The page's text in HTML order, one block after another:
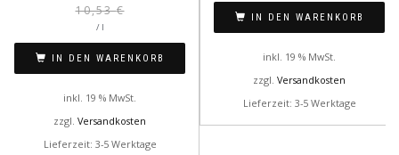
10,53€
/ l
IN DEN WARENKORB
inkl. 19 % MwSt.
zzgl. Versandkosten
Lieferzeit: 3-5 Werktage
IN DEN WARENKORB
inkl. 19 % MwSt.
zzgl. Versandkosten
Lieferzeit: 3-5 Werktage